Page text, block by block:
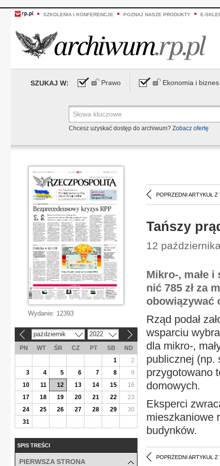
SZKOLENIA I KONFERENCJE POZNAJ NASZE PRODUKTY E-
SZUKAJ W: Prawo Ekonomia i biznes
Chcesz uzyskać dostęp do archiwum? Zobacz ofertę
POPRZEDNI ARTYKUŁ Z
Tańszy
12
Mikro-, małe
nić 785 zł za
obowiązywać
Rząd podał
wsparciu
dla mikro-,
publicznej (np.
przygotowano
domowych.
Eksperci
mieszkaniowe
budynków.
POPRZEDNI ARTYKUŁ Z
Wydanie: 12393
październik 2022
PN WT ŚR CZ PT SB
ND
1
2
3
4 5 6 7 8
9
10
11 12 13 14 15
16
17
18 19 20 21 22
23
24
25 26 27 28 29
30
31
SPIS TREŚCI
PIERWSZA STRONA